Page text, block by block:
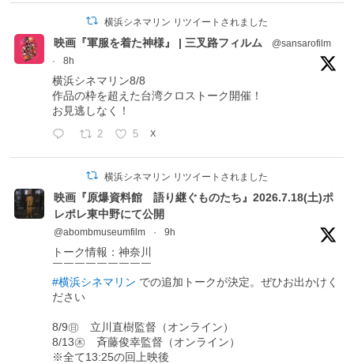
横浜シネマリン リツイートされました
映画『軍服を着た神様』 | 三叉路フィルム
@sansarofilm
·
8h
横浜シネマリン8/8
作品の枠を超えた台湾クロストーク開催！
お見逃しなく！
2 5 X
横浜シネマリン リツイートされました
映画『原爆資料館 語り継ぐものたち』2026.7.18(土)ポ
レポレ東中野にて公開
@abombmuseumfilm · 9h
トーク情報：神奈川
￣￣￣￣￣￣￣￣￣
#横浜シネマリン での追加トークが決定。ぜひお出かけく
ださい
8/9㊐ 立川直樹監督（オンライン）
8/13㊍ 斉藤俊幸監督（オンライン）
※全て13:25の回上映後